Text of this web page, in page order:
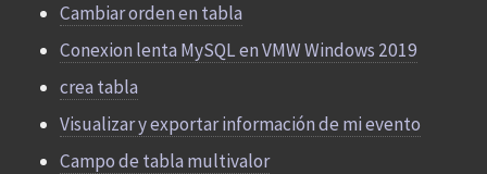
Cambiar orden en tabla
Conexion lenta MySQL en VMW Windows 2019
crea tabla
Visualizar y exportar información de mi evento
Campo de tabla multivalor